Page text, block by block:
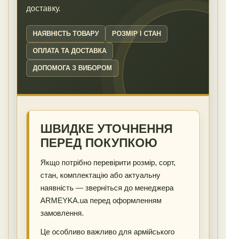
доставку.
НАЯВНІСТЬ ТОВАРУ РОЗМІР І СТАН
ОПЛАТА ТА ДОСТАВКА
ДОПОМОГА З ВИБОРОМ
ШВИДКЕ УТОЧНЕННЯ
ПЕРЕД ПОКУПКОЮ
Якщо потрібно перевірити розмір, сорт,
стан, комплектацію або актуальну
наявність — зверніться до менеджера
ARMEYKA.ua перед оформленням
замовлення.
Це особливо важливо для армійського